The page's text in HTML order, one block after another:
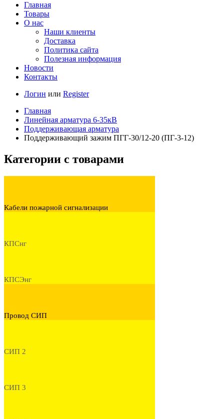
Главная
Товары
О нас
Наши клиенты
Доставка
Политика сайта
Полезная информация
Новости
Контакты
Логин или Register
Главная
Линейная арматура 6-35кВ
Поддерживающая арматура
Поддерживающий зажим ПГГ-30/12-20 (ПГ-3-12)
Категории с товарами
Кабели пожарной сигнализации
КПСнг
КПСЭнг
Провод СИП
СИП 2
СИП 3